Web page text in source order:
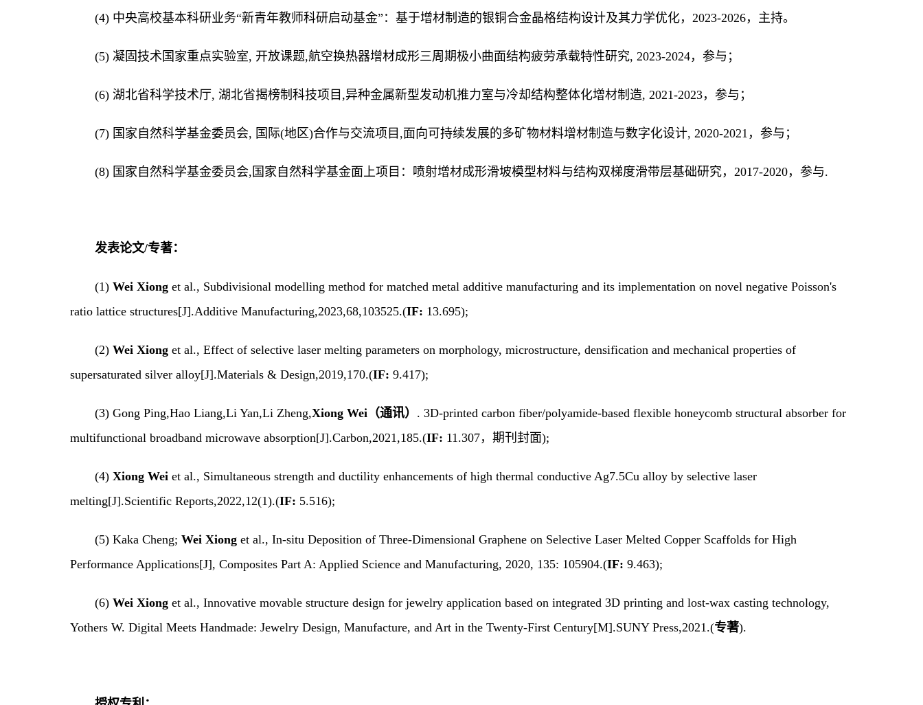
(4) 中央高校基本科研业务“新青年教师科研启动基金”：基于增材制造的银铜合金晶格结构设计及其力学优化，2023-2026，主持。
(5) 凝固技术国家重点实验室, 开放课题,航空换热器增材成形三周期极小曲面结构疲劳承载特性研究, 2023-2024， 参与 ；
(6) 湖北省科学技术厅, 湖北省揭榜制科技项目,异种金属新型发动机推力室与冷却结构整体化增材制造, 2021-2023， 参与 ；
(7) 国家自然科学基金委员会, 国际(地区)合作与交流项目,面向可持续发展的多矿物材料增材制造与数字化设计, 2020-2021 ， 参与 ；
(8) 国家自然科学基金委员会,国家自然科学基金面上项目 ： 喷射增材成形滑坡模型材料与结构双梯度滑带层基础研究， 2017-2020，参与.
发表论文/专著：
(1) Wei Xiong et al., Subdivisional modelling method for matched metal additive manufacturing and its implementation on novel negative Poisson's
ratio lattice structures[J].Additive Manufacturing,2023,68,103525.(IF: 13.695);
(2) Wei Xiong et al., Effect of selective laser melting parameters on morphology, microstructure, densification and mechanical properties of
supersaturated silver alloy[J].Materials & Design,2019,170.(IF: 9.417);
(3) Gong Ping,Hao Liang,Li Yan,Li Zheng,Xiong Wei （通讯） . 3D-printed carbon fiber/polyamide-based flexible honeycomb structural absorber for
multifunctional broadband microwave absorption[J].Carbon,2021,185.(IF: 11.307，期刊封面);
(4) Xiong Wei et al., Simultaneous strength and ductility enhancements of high thermal conductive Ag7.5Cu alloy by selective laser
melting[J].Scientific Reports,2022,12(1).(IF: 5.516);
(5) Kaka Cheng; Wei Xiong et al., In-situ Deposition of Three-Dimensional Graphene on Selective Laser Melted Copper Scaffolds for High
Performance Applications[J], Composites Part A: Applied Science and Manufacturing, 2020, 135: 105904.(IF: 9.463);
(6) Wei Xiong et al., Innovative movable structure design for jewelry application based on integrated 3D printing and lost-wax casting technology,
Yothers W. Digital Meets Handmade: Jewelry Design, Manufacture, and Art in the Twenty-First Century[M].SUNY Press,2021.(专著).